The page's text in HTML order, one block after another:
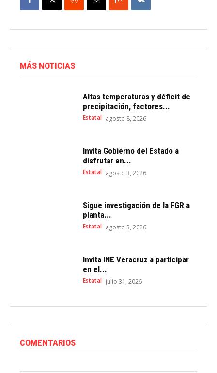
MÁS NOTICIAS
Altas temperaturas y déficit de
precipitación, factores...
Estatal agosto 8, 2026
Invita Gobierno del Estado a
disfrutar en...
Estatal agosto 3, 2026
Sigue investigación de la FGR a
planta...
Estatal agosto 3, 2026
Invita INE Veracruz a participar
en el...
Estatal julio 31, 2026
COMENTARIOS